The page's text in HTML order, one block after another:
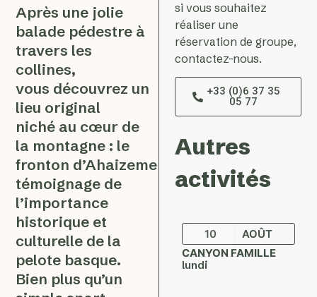
Après une jolie
balade pédestre à
travers les
collines,
vous découvrez un
lieu original
niché au cœur de
la montagne : le
fronton d’Ahaizemendi,
témoignage de
l’importance
historique et
culturelle de la
pelote basque.
Bien plus qu’un
si vous souhaitez
réaliser une
réservation de groupe,
contactez-nous.
+33 (0)6 37 35
05 77
Autres
activités
10
AOÛT
CANYON FAMILLE
lundi